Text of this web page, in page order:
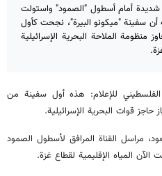
أمام أسطول "الصمود" واستولت
أن سفينة "ميكونو البيرة"، نجحت كأول
الملاحة البحرية الإسرائيلية
للإعلام: هذه أول سفينة من
قوات البحرية الإسرائيلية.
مراسل القناة المرافق لأسطول الصمود
الآن المياه الإقليمية لقطاع غزة.